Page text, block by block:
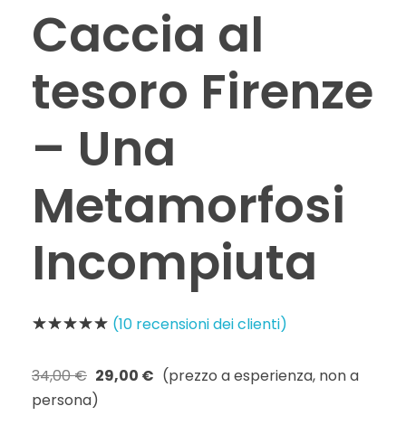
Caccia al
tesoro Firenze
– Una
Metamorfosi
Incompiuta
(10 recensioni dei clienti)
34,00€ 29,00 € (prezzo a esperienza, non a
persona)